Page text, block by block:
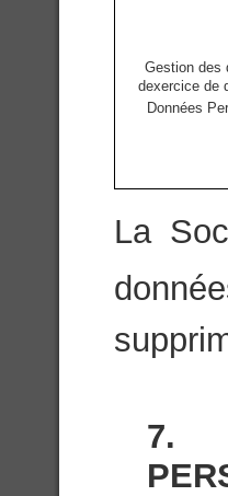
Gestion des
dexercice de
Données
La
7.